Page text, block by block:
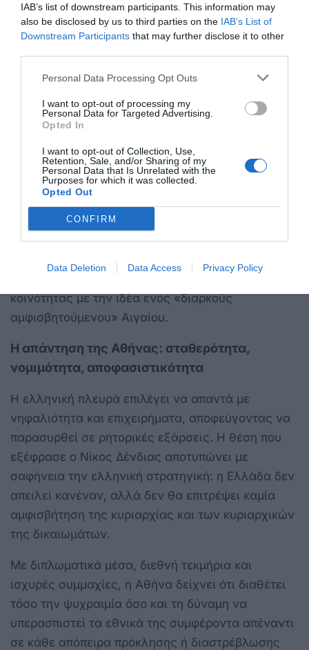
IAB’s list of downstream participants. This information may
also be disclosed by us to third parties on the IAB’s List of
Downstream Participants that may further disclose it to other
Personal Data Processing Opt Outs
I want to opt-out of processing my
Personal Data for Targeted Advertising.
Opted In
I want to opt-out of Collection, Use,
Retention, Sale, and/or Sharing of my
Personal Data that Is Unrelated with the
Purposes for which it was collected.
Opted Out
CONFIRM
Data Deletion Data Access Privacy Policy
τη στιγμή που η τριμερής συνεργασία Ελλάδας,
Κύπρου και Ισραήλ αναβαθμίζεται, με σαφή
φοβούμενη την ενίσχυση των περιφερειακών
δεσμών εκτός της δικής της επιρροής, επιδιώκει
να διαταράξει το κλίμα μέσω δηλώσεων που
Η τακτική αυτή, συνδυάζοντας προκλητική
ρητορική και ελεγχόμενες παραβιάσεις, δείχνει ότι
η Τουρκία επιχειρεί να κρατά «θερμό» το πεδίο,
χωρίς να προκαλεί άμεση κρίση. Πρόκειται για μια
μορφή πίεσης χαμηλής έντασης αλλά υψηλού
επικοινωνιακού αντίκτυπου, η οποία στοχεύει στη
κοινότητας με την ιδέα ενός «διαρκούς
αμφισβητούμενου» Αιγαίου.
Η απάντηση της Αθήνας: σταθερότητα,
νομιμότητα, αποφασιστικότητα
Η ελληνική πλευρά επιλέγει να απαντά με
νηφαλιότητα και επιχειρήματα, αποφεύγοντας να
παρασυρθεί σε ρητορικές εξάρσεις. Η θέση που
εξέφρασε ο Νίκος Δένδιας αποτυπώνει με
σαφήνεια την ελληνική στρατηγική: η Ελλάδα δεν
απειλεί κανέναν, αλλά δεν θα επιτρέψει καμία
αμφισβήτηση της κυριαρχίας και των κυριαρχικών
της δικαιωμάτων.
Με διπλωματικά μέσα, διεθνή τεκμήρια και
ισχυρές συμμαχίες, η Αθήνα δείχνει ότι διαθέτει
τόσο την ψυχραιμία όσο και τη δύναμη να
υπερασπιστεί τα εθνικά της συμφέροντα απέναντι
σε κάθε απόπειρα πρόκλησης ή διαστρέβλωσης